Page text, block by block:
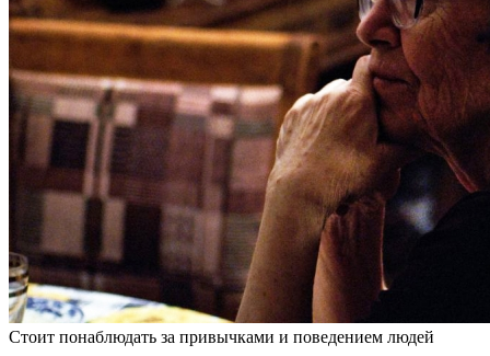
Стоит понаблюдать за привычками и поведением людей